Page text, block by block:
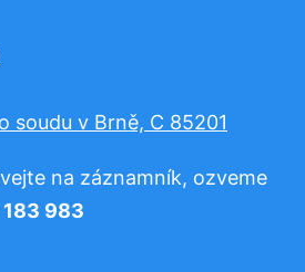
soudu v Brně, C 85201
na záznamník, ozveme
983